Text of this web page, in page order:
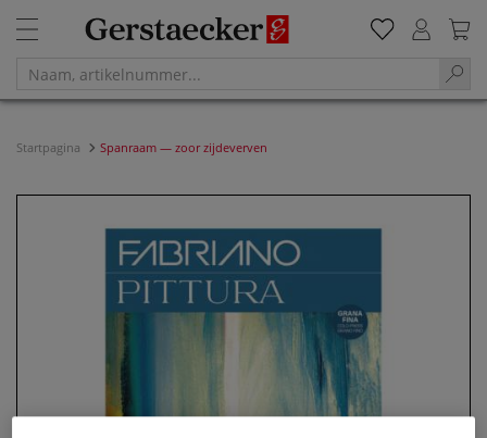
Startpagina Spanraam — zoor zijdeverven